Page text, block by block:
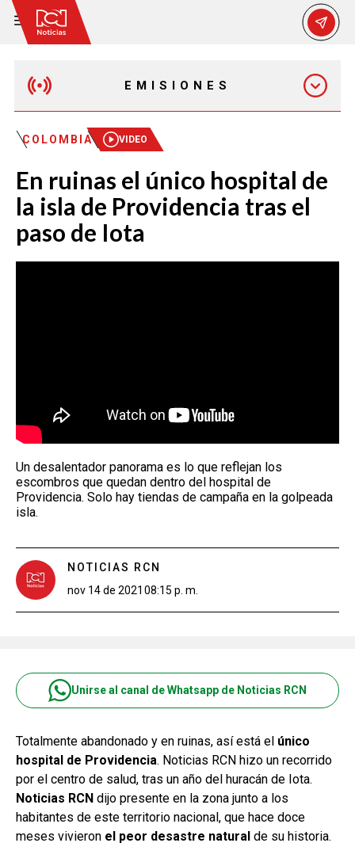
EMISIONES
MAÑANA EXPRESS
EMISIÓN 12:30 PM
COLOMBIA VIDEO
En ruinas el único hospital de
la isla de Providencia tras el
paso de Iota
Un desalentador panorama es lo que reflejan los
escombros que quedan dentro del hospital de
Providencia. Solo hay tiendas de campaña en la golpeada
isla.
NOTICIAS RCN
nov 14 de 2021 08:15 p. m.
Unirse al canal de Whatsapp de Noticias RCN
Totalmente abandonado y en ruinas, así está el único
hospital de Providencia. Noticias RCN hizo un recorrido
por el centro de salud, tras un año del huracán de Iota.
Noticias RCN dijo presente en la zona junto a los
habitantes de este territorio nacional, que hace doce
meses vivieron el peor desastre natural de su historia.